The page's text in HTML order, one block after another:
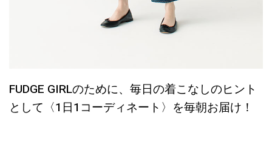
FUDGE GIRLのために、毎日の着こなしのヒント
として〈1日1コーディネート〉を毎朝お届け！